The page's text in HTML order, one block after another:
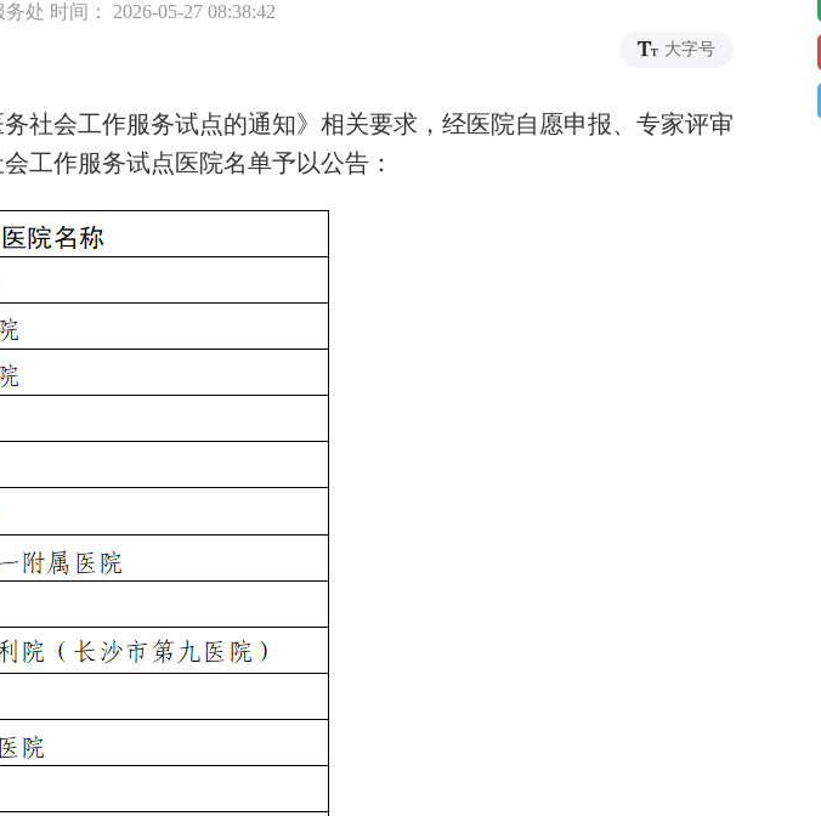
处 时间： 2026-05-27 08:38:42
大字号
社会工作服务试点的通知》相关要求，经医院自愿申报、专家评审
工作服务试点医院名单予以公告：